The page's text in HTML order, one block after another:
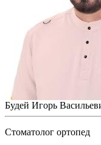
Будей Игорь
Стоматолог ортопед